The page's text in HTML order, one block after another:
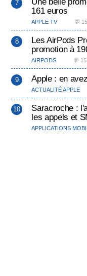
161 euros
APPLE TV 💬 15
Les AirPods
promotion à
AIRPODS 💬 15
Apple : en
ACTUALITÉ APPLE
Saracroche :
les appels et
APPLICATIONS